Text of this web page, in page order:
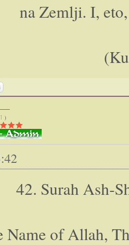
na Zemlji. I,
( ٱلسَّلَامُ عَلَيْكُمْ )
42. Surah Ash-
Name of Allah,